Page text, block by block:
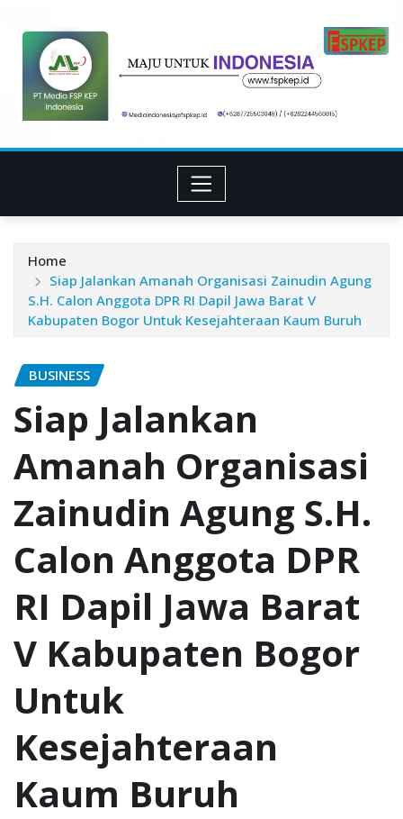
content
Home
Siap Jalankan Amanah Organisasi Zainudin Agung
S.H. Calon Anggota DPR RI Dapil Jawa Barat V
Kabupaten Bogor Untuk Kesejahteraan Kaum Buruh
BUSINESS
Siap Jalankan
Amanah Organisasi
Zainudin Agung S.H.
Calon Anggota DPR
RI Dapil Jawa Barat
V Kabupaten Bogor
Untuk
Kesejahteraan
Kaum Buruh